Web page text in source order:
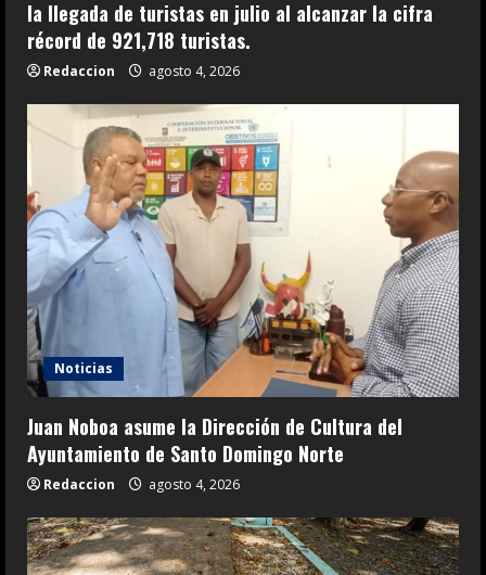
la llegada de turistas en julio al alcanzar la cifra
récord de 921,718 turistas.
Redaccion agosto 4, 2026
Noticias
Juan Noboa asume la Dirección de Cultura del
Ayuntamiento de Santo Domingo Norte
Redaccion agosto 4, 2026